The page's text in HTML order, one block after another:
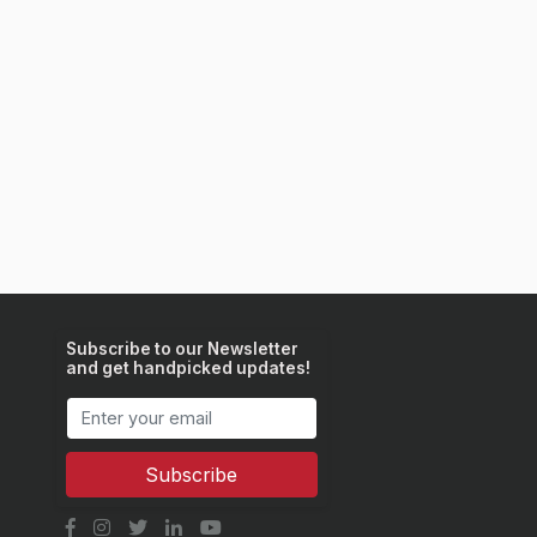
Subscribe to our Newsletter
and get handpicked updates!
Subscribe